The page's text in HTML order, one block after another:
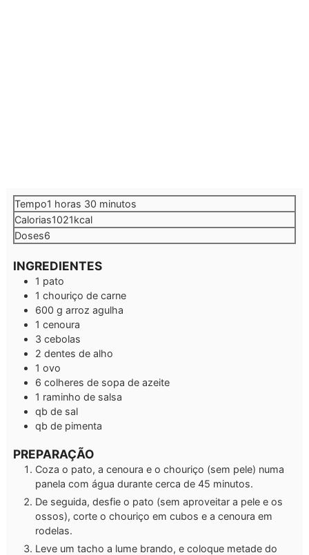
Tempo1 hora
horas 30 minutos
minutos
Calorias1021kcal
Doses6
INGREDIENTES
1 pato
1 chouriço de carne
600 g arroz agulha
1 cenoura
3 cebolas
2 dentes de alho
1 ovo
6 colheres de sopa de azeite
1 raminho de salsa
qb de sal
qb de pimenta
PREPARAÇÃO
Coza o pato, a cenoura e o chouriço (sem pele) numa
panela com água durante cerca de 45 minutos.
De seguida, desfie o pato (sem aproveitar a pele e os
ossos), corte o chouriço em cubos e a cenoura em
rodelas.
Leve um tacho a lume brando, e coloque metade do